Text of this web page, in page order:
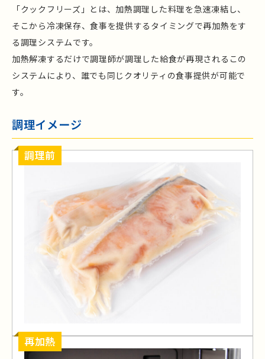
「クックフリーズ」とは、加熱調理した料理を急速凍結し、
そこから冷凍保存、食事を提供するタイミングで再加熱をす
る調理システムです。
加熱解凍するだけで調理師が調理した給食が再現されるこの
システムにより、誰でも同じクオリティの食事提供が可能で
す。
調理イメージ
調理前
再加熱